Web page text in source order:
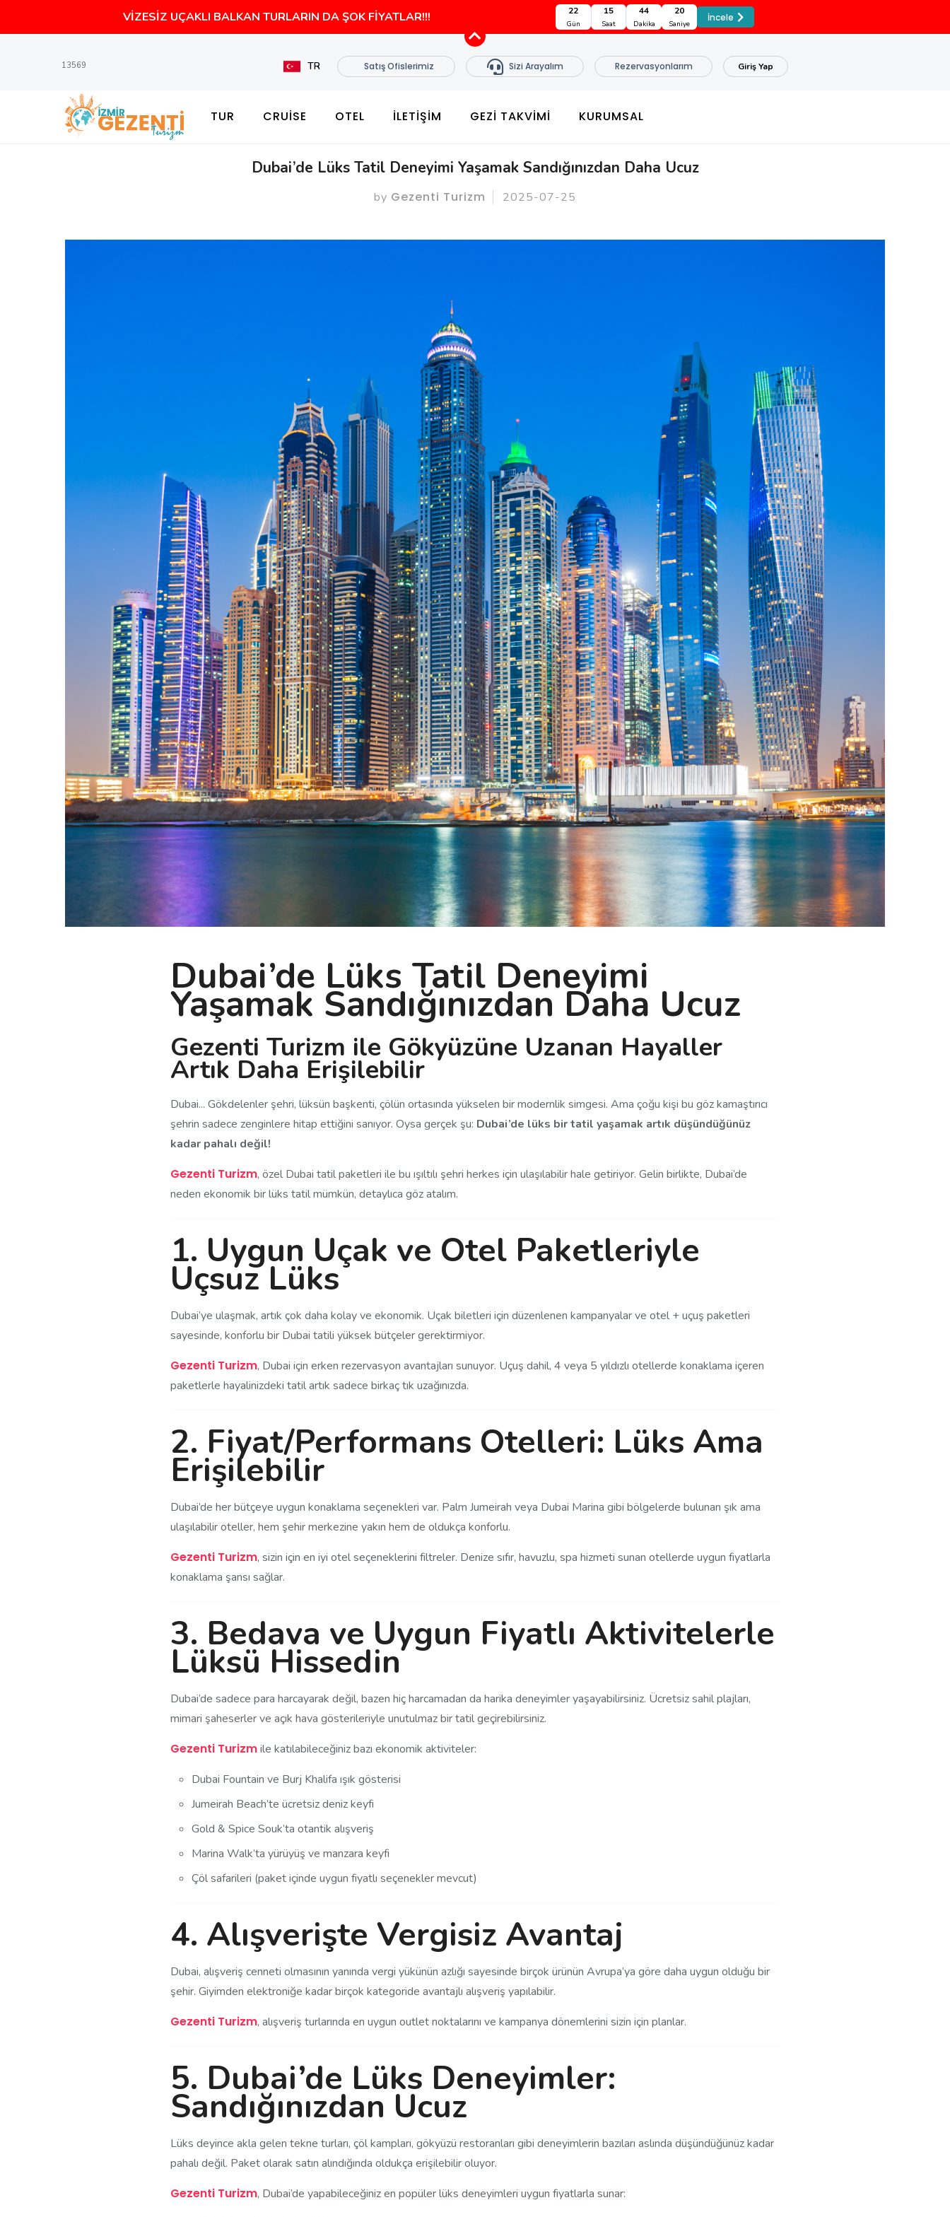
VİZESİZ UÇAKLI BALKAN TURLARIN DA ŞOK FİYATLAR!!! 22
Gün
15
Saat
44
Dakika
18
Saniye
İncele
13569 TR Satış Ofislerimiz Sizi Arayalım Rezervasyonlarım Giriş Yap
TUR CRUİSE OTEL İLETİŞİM GEZI TAKVIMI KURUMSAL
Dubai’de Lüks Tatil Deneyimi Yaşamak Sandığınızdan Daha Ucuz
by Gezenti Turizm 2025-07-25
Dubai’de Lüks Tatil Deneyimi
Yaşamak Sandığınızdan Daha Ucuz
Gezenti Turizm ile Gökyüzüne Uzanan Hayaller
Artık Daha Erişilebilir
Dubai... Gökdelenler şehri, lüksün başkenti, çölün ortasında yükselen bir modernlik simgesi. Ama çoğu kişi bu göz kamaştırıcı
şehrin sadece zenginlere hitap ettiğini sanıyor. Oysa gerçek şu: Dubai’de lüks bir tatil yaşamak artık düşündüğünüz
kadar pahalı değil!
Gezenti Turizm, özel Dubai tatil paketleri ile bu ışıltılı şehri herkes için ulaşılabilir hale getiriyor. Gelin birlikte, Dubai’de
neden ekonomik bir lüks tatil mümkün, detaylıca göz atalım.
1. Uygun Uçak ve Otel Paketleriyle
Uçsuz Lüks
Dubai’ye ulaşmak, artık çok daha kolay ve ekonomik. Uçak biletleri için düzenlenen kampanyalar ve otel + uçuş paketleri
sayesinde, konforlu bir Dubai tatili yüksek bütçeler gerektirmiyor.
Gezenti Turizm, Dubai için erken rezervasyon avantajları sunuyor. Uçuş dahil, 4 veya 5 yıldızlı otellerde konaklama içeren
paketlerle hayalinizdeki tatil artık sadece birkaç tık uzağınızda.
2. Fiyat/Performans Otelleri: Lüks Ama
Erişilebilir
Dubai’de her bütçeye uygun konaklama seçenekleri var. Palm Jumeirah veya Dubai Marina gibi bölgelerde bulunan şık ama
ulaşılabilir oteller, hem şehir merkezine yakın hem de oldukça konforlu.
Gezenti Turizm, sizin için en iyi otel seçeneklerini filtreler. Denize sıfır, havuzlu, spa hizmeti sunan otellerde uygun fiyatlarla
konaklama şansı sağlar.
3. Bedava ve Uygun Fiyatlı Aktivitelerle
Lüksü Hissedin
Dubai’de sadece para harcayarak değil, bazen hiç harcamadan da harika deneyimler yaşayabilirsiniz. Ücretsiz sahil plajları,
mimari şaheserler ve açık hava gösterileriyle unutulmaz bir tatil geçirebilirsiniz.
Gezenti Turizmile katılabileceğiniz bazı ekonomik aktiviteler:
Dubai Fountain ve Burj Khalifa ışık gösterisi
Jumeirah Beach’te ücretsiz deniz keyfi
Gold & Spice Souk’ta otantik alışveriş
Marina Walk’ta yürüyüş ve manzara keyfi
Çöl safarileri (paket içinde uygun fiyatlı seçenekler mevcut)
4. Alışverişte Vergisiz Avantaj
Dubai, alışveriş cenneti olmasının yanında vergi yükünün azlığı sayesinde birçok ürünün Avrupa’ya göre daha uygun olduğu bir
şehir. Giyimden elektroniğe kadar birçok kategoride avantajlı alışveriş yapılabilir.
Gezenti Turizm, alışveriş turlarında en uygun outlet noktalarını ve kampanya dönemlerini sizin için planlar.
5. Dubai’de Lüks Deneyimler:
Sandığınızdan Ucuz
Lüks deyince akla gelen tekne turları, çöl kampları, gökyüzü restoranları gibi deneyimlerin bazıları aslında düşündüğünüz kadar
pahalı değil. Paket olarak satın alındığında oldukça erişilebilir oluyor.
Gezenti Turizm, Dubai’de yapabileceğiniz en popüler lüks deneyimleri uygun fiyatlarla sunar: